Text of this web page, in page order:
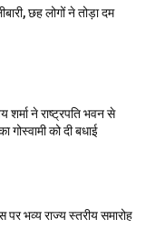
छह लोगों ने तोड़ा दम
शर्मा ने राष्ट्रपति भवन से
को दी बधाई
पर भव्य राज्य स्तरीय समारोह